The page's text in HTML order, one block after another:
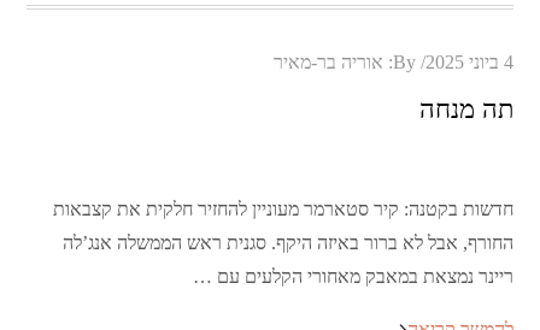
Posted
4 ביוני 2025 By: אוריה בר-מאיר
תה מנחה
חדשות בקטנה: קיר סטארמר מעוניין להחזיר חלקית את קצבאות
החורף, אבל לא ברור באיזה היקף. סגנית ראש הממשלה אנג’לה
ריינר נמצאת במאבק מאחורי הקלעים עם …